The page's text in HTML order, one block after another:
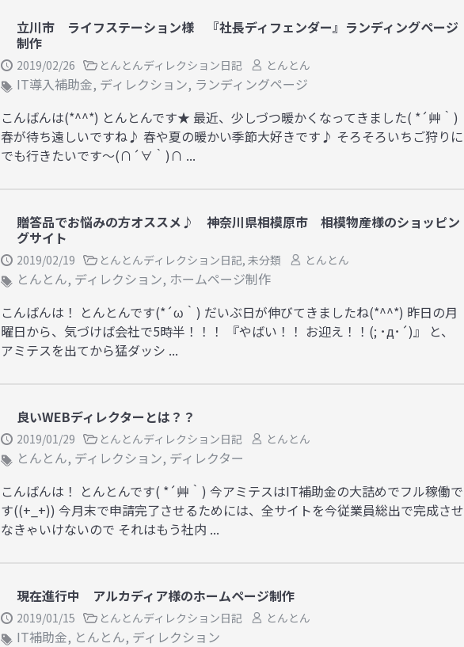
立川市 ライフステーション様 『社長ディフェンダー』ランディングページ
制作
2019/02/26 とんとんディレクション日記 とんとん
IT導入補助金, ディレクション, ランディングページ
こんばんは(*^^*) とんとんです★ 最近、少しづつ暖かくなってきました( *´艸｀)
春が待ち遠しいですね♪ 春や夏の暖かい季節大好きです♪ そろそろいちご狩りに
でも行きたいです～(∩´∀｀)∩ ...
贈答品でお悩みの方オススメ♪ 神奈川県相模原市 相模物産様のショッピン
グサイト
2019/02/19 とんとんディレクション日記, 未分類 とんとん
とんとん, ディレクション, ホームページ制作
こんばんは！ とんとんです(*´ω｀) だいぶ日が伸びてきましたね(*^^*) 昨日の月
曜日から、気づけば会社で5時半！！！ 『やばい！！ お迎え！！(; ･д･´)』 と、
アミテスを出てから猛ダッシ ...
良いWEBディレクターとは？？
2019/01/29 とんとんディレクション日記 とんとん
とんとん, ディレクション, ディレクター
こんばんは！ とんとんです( *´艸｀) 今アミテスはIT補助金の大詰めでフル稼働で
す((+_+)) 今月末で申請完了させるためには、全サイトを今従業員総出で完成させ
なきゃいけないので それはもう社内 ...
現在進行中 アルカディア様のホームページ制作
2019/01/15 とんとんディレクション日記 とんとん
IT補助金, とんとん, ディレクション